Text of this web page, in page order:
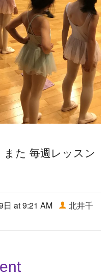
また 毎週レッスン
日 at 9:21 AM
北井千